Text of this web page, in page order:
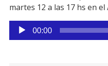
martes 12 a las 17 hs en
Reproductor
de
00:00